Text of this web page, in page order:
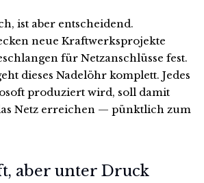
ist aber entscheidend.
neue Kraftwerksprojekte
für Netzanschlüsse fest.
dieses Nadelöhr komplett. Jedes
produziert wird, soll damit
Netz erreichen — pünktlich zum
aber unter Druck